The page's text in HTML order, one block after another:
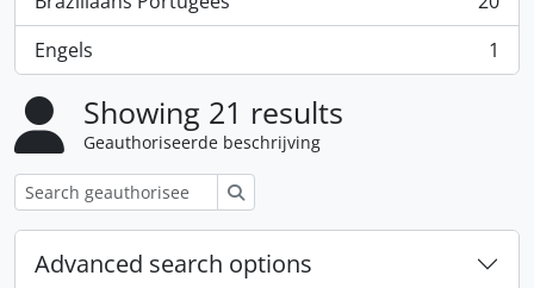
, 20 results
Engels
, 1 results 1
Showing 21 results
Geauthoriseerde beschrijving
Advanced search options